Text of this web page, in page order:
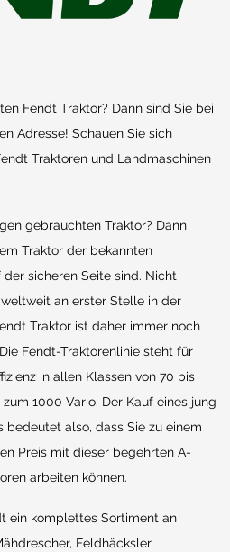
Fendt Traktor? Dann sind Sie bei
Adresse! Schauen Sie sich
Traktoren und Landmaschinen
gebrauchten Traktor? Dann
Traktor der bekannten
sicheren Seite sind. Nicht
an erster Stelle in der
Traktor ist daher immer noch
Fendt-Traktorenlinie steht für
in allen Klassen von 70 bis
1000 Vario. Der Kauf eines jung
also, dass Sie zu einem
Preis mit dieser begehrten A-
arbeiten können.
ein komplettes Sortiment an
Feldhäcksler,